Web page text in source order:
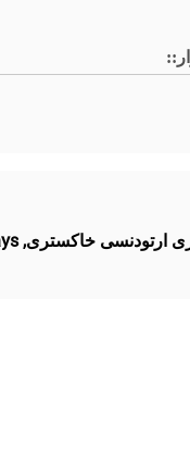
ارتودنسی خاکستری,